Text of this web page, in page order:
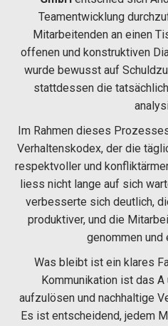
Teamentwicklung
Mitarbeitenden an einen
offenen und konstruktiven
wurde bewusst auf
stattdessen die
Im Rahmen dieses
Verhaltenskodex, der die
respektvoller und
liess nicht lange auf sich
verbesserte sich deutlich,
produktiver, und die
genommen und
Was bleibt ist ein klares
Kommunikation ist das A
aufzulösen und nachhaltige
Es ist entscheidend, jedem